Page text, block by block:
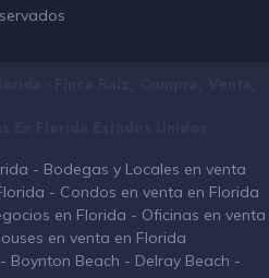
- Bodegas y Locales en venta
- Condos en venta en Florida
en Florida - Oficinas en venta
en venta en Florida
- Boynton Beach - Delray Beach -